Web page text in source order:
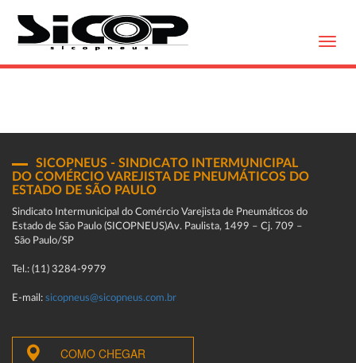
SICOPNEUS - SINDICATO INTERMUNICIPAL
DO COMÉRCIO VAREJISTA DE PNEUMÁTICOS DO
ESTADO DE SÃO PAULO
Sindicato Intermunicipal do Comércio Varejista de Pneumáticos do
Estado de São Paulo (SICOPNEUS)Av. Paulista, 1499 – Cj. 709 –
São Paulo/SP
Tel.: (11) 3284-9979
E-mail: sicopneus@sicopneus.com.br
COMO CHEGAR